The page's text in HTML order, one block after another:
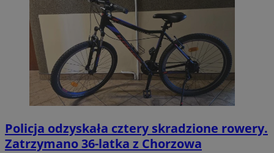
Policja odzyskała cztery skradzione rowery.
Zatrzymano 36-latka z Chorzowa